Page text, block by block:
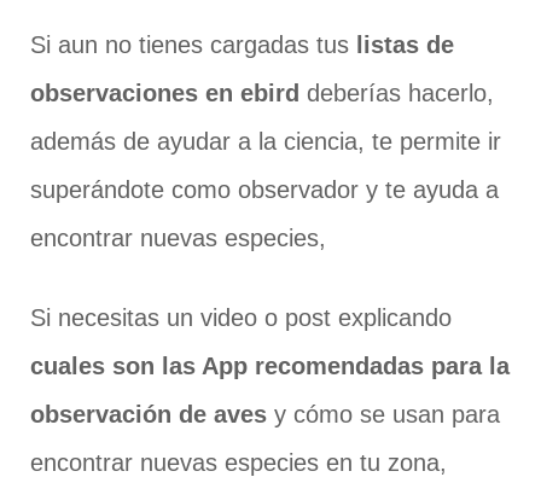
Si aun no tienes cargadas tus listas de
observaciones en ebird deberías hacerlo,
además de ayudar a la ciencia, te permite ir
superándote como observador y te ayuda a
encontrar nuevas especies,
Si necesitas un video o post explicando
cuales son las App recomendadas para la
observación de aves y cómo se usan para
encontrar nuevas especies en tu zona,